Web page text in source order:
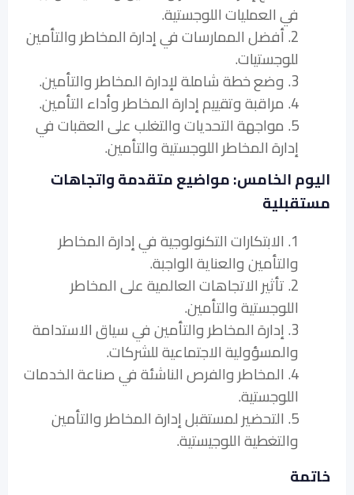
في العمليات اللوجستية.
2. أفضل الممارسات في إدارة المخاطر والتأمين
للوجستيات.
3. وضع خطة شاملة لإدارة المخاطر والتأمين.
4. مراقبة وتقييم إدارة المخاطر وأداء التأمين.
5. مواجهة التحديات والتغلب على العقبات في
إدارة المخاطر اللوجستية والتأمين.
اليوم الخامس: مواضيع متقدمة واتجاهات
مستقبلية
1. الابتكارات التكنولوجية في إدارة المخاطر
والتأمين والعناية الواجبة.
2. تأثير الاتجاهات العالمية على المخاطر
اللوجستية والتأمين.
3. إدارة المخاطر والتأمين في سياق الاستدامة
والمسؤولية الاجتماعية للشركات.
4. المخاطر والفرص الناشئة في صناعة الخدمات
اللوجستية.
5. التحضير لمستقبل إدارة المخاطر والتأمين
والتغطية اللوجيستية.
خاتمة